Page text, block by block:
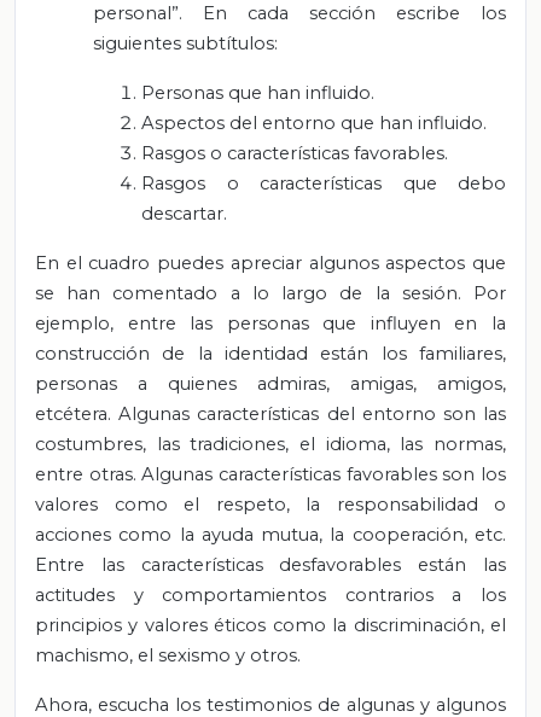
personal”. En cada sección escribe los
siguientes subtítulos:
Personas que han influido.
Aspectos del entorno que han influido.
Rasgos o características favorables.
Rasgos o características que debo
descartar.
En el cuadro puedes apreciar algunos aspectos que
se han comentado a lo largo de la sesión. Por
ejemplo, entre las personas que influyen en la
construcción de la identidad están los familiares,
personas a quienes admiras, amigas, amigos,
etcétera. Algunas características del entorno son las
costumbres, las tradiciones, el idioma, las normas,
entre otras. Algunas características favorables son los
valores como el respeto, la responsabilidad o
acciones como la ayuda mutua, la cooperación, etc.
Entre las características desfavorables están las
actitudes y comportamientos contrarios a los
principios y valores éticos como la discriminación, el
machismo, el sexismo y otros.
Ahora, escucha los testimonios de algunas y algunos